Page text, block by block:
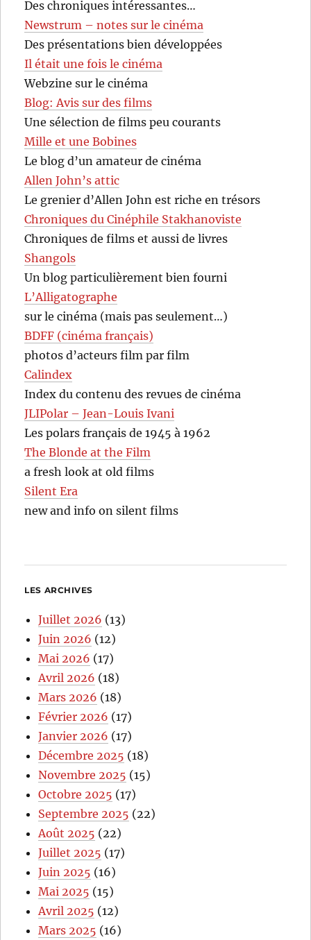
Des chroniques intéressantes…
Newstrum – notes sur le cinéma
Des présentations bien développées
Il était une fois le cinéma
Webzine sur le cinéma
Blog: Avis sur des films
Une sélection de films peu courants
Mille et une Bobines
Le blog d’un amateur de cinéma
Allen John’s attic
Le grenier d’Allen John est riche en trésors
Chroniques du Cinéphile Stakhanoviste
Chroniques de films et aussi de livres
Shangols
Un blog particulièrement bien fourni
L’Alligatographe
sur le cinéma (mais pas seulement…)
BDFF (cinéma français)
photos d’acteurs film par film
Calindex
Index du contenu des revues de cinéma
JLIPolar – Jean-Louis Ivani
Les polars français de 1945 à 1962
The Blonde at the Film
a fresh look at old films
Silent Era
new and info on silent films
LES ARCHIVES
Juillet 2026 (13)
Juin 2026 (12)
Mai 2026 (17)
Avril 2026 (18)
Mars 2026 (18)
Février 2026 (17)
Janvier 2026 (17)
Décembre 2025 (18)
Novembre 2025 (15)
Octobre 2025 (17)
Septembre 2025 (22)
Août 2025 (22)
Juillet 2025 (17)
Juin 2025 (16)
Mai 2025 (15)
Avril 2025 (12)
Mars 2025 (16)